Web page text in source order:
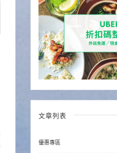
文章列表
優惠專區